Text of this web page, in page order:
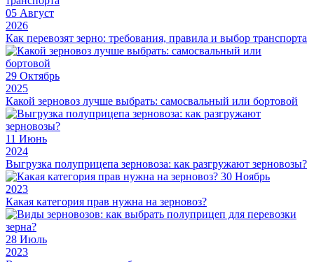
05 Август
2026
Как перевозят зерно: требования, правила и выбор транспорта
29 Октябрь
2025
Какой зерновоз лучше выбрать: самосвальный или бортовой
11 Июнь
2024
Выгрузка полуприцепа зерновоза: как разгружают зерновозы?
30 Ноябрь
2023
Какая категория прав нужна на зерновоз?
28 Июль
2023